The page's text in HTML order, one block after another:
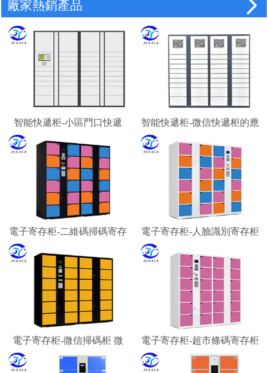
廠家熱銷產品
智能快遞柜-小區門口快遞
柜-校園快遞柜
智能快遞柜-微信快遞柜的應
用場景
電子寄存柜-二維碼掃碼寄存
電子寄存柜-人臉識別寄存柜
智能寄存柜廠家
電子寄存柜-微信掃碼柜 微
信聯網寄存柜 微信收費柜
電子寄存柜-超市條碼寄存柜
景區游客行李寄存柜